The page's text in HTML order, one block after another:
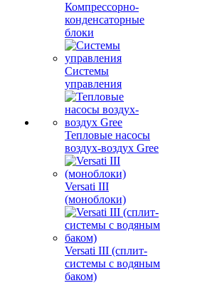
Компрессорно-
конденсаторные
блоки
Системы
управления
Тепловые насосы
воздух-воздух Gree
Versati III
(моноблоки)
Versati III (сплит-
системы с водяным
баком)